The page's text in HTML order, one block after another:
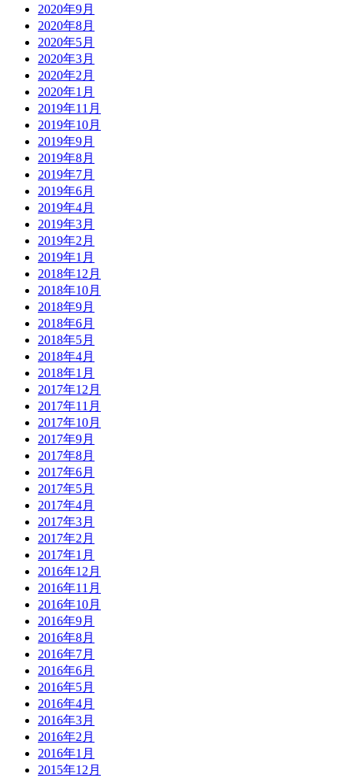
2020年9月
2020年8月
2020年5月
2020年3月
2020年2月
2020年1月
2019年11月
2019年10月
2019年9月
2019年8月
2019年7月
2019年6月
2019年4月
2019年3月
2019年2月
2019年1月
2018年12月
2018年10月
2018年9月
2018年6月
2018年5月
2018年4月
2018年1月
2017年12月
2017年11月
2017年10月
2017年9月
2017年8月
2017年6月
2017年5月
2017年4月
2017年3月
2017年2月
2017年1月
2016年12月
2016年11月
2016年10月
2016年9月
2016年8月
2016年7月
2016年6月
2016年5月
2016年4月
2016年3月
2016年2月
2016年1月
2015年12月